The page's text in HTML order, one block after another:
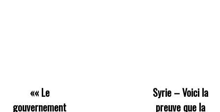
«« Le
gouvernement
Syrie – Voici la
preuve que la